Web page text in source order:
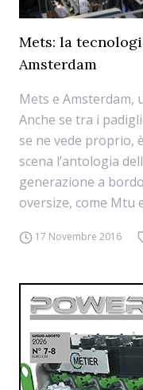
Mets: la
Amsterdam
Mets e Amsterdam,
Anche se tra i
se ne vede proprio,
scena l’antologia
generazione a
oversize, come Mtu
17 Novembre 2016